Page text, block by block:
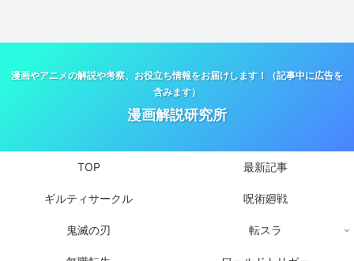
漫画やアニメの解説や考察、お役立ち情報をお届けします！（記事中に広告を
含みます）
漫画解説研究所
TOP 最新記事
ギルティサークル 呪術廻戦
鬼滅の刃 転スラ